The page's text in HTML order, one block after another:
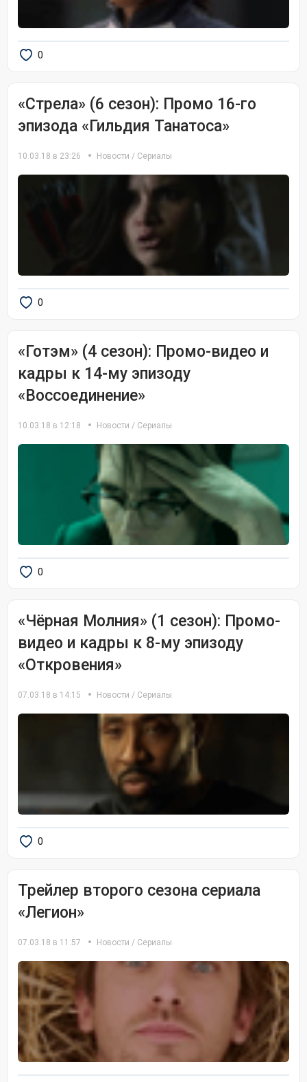
0
«Стрела» (6 сезон): Промо 16-го
эпизода «Гильдия Танатоса»
10.03.18 в 23:26 Новости / Сериалы
0
«Готэм» (4 сезон): Промо-видео и
кадры к 14-му эпизоду
«Воссоединение»
10.03.18 в 12:18 Новости / Сериалы
0
«Чёрная Молния» (1 сезон): Промо-
видео и кадры к 8-му эпизоду
«Откровения»
07.03.18 в 14:15 Новости / Сериалы
0
Трейлер второго сезона сериала
«Легион»
07.03.18 в 11:57 Новости / Сериалы